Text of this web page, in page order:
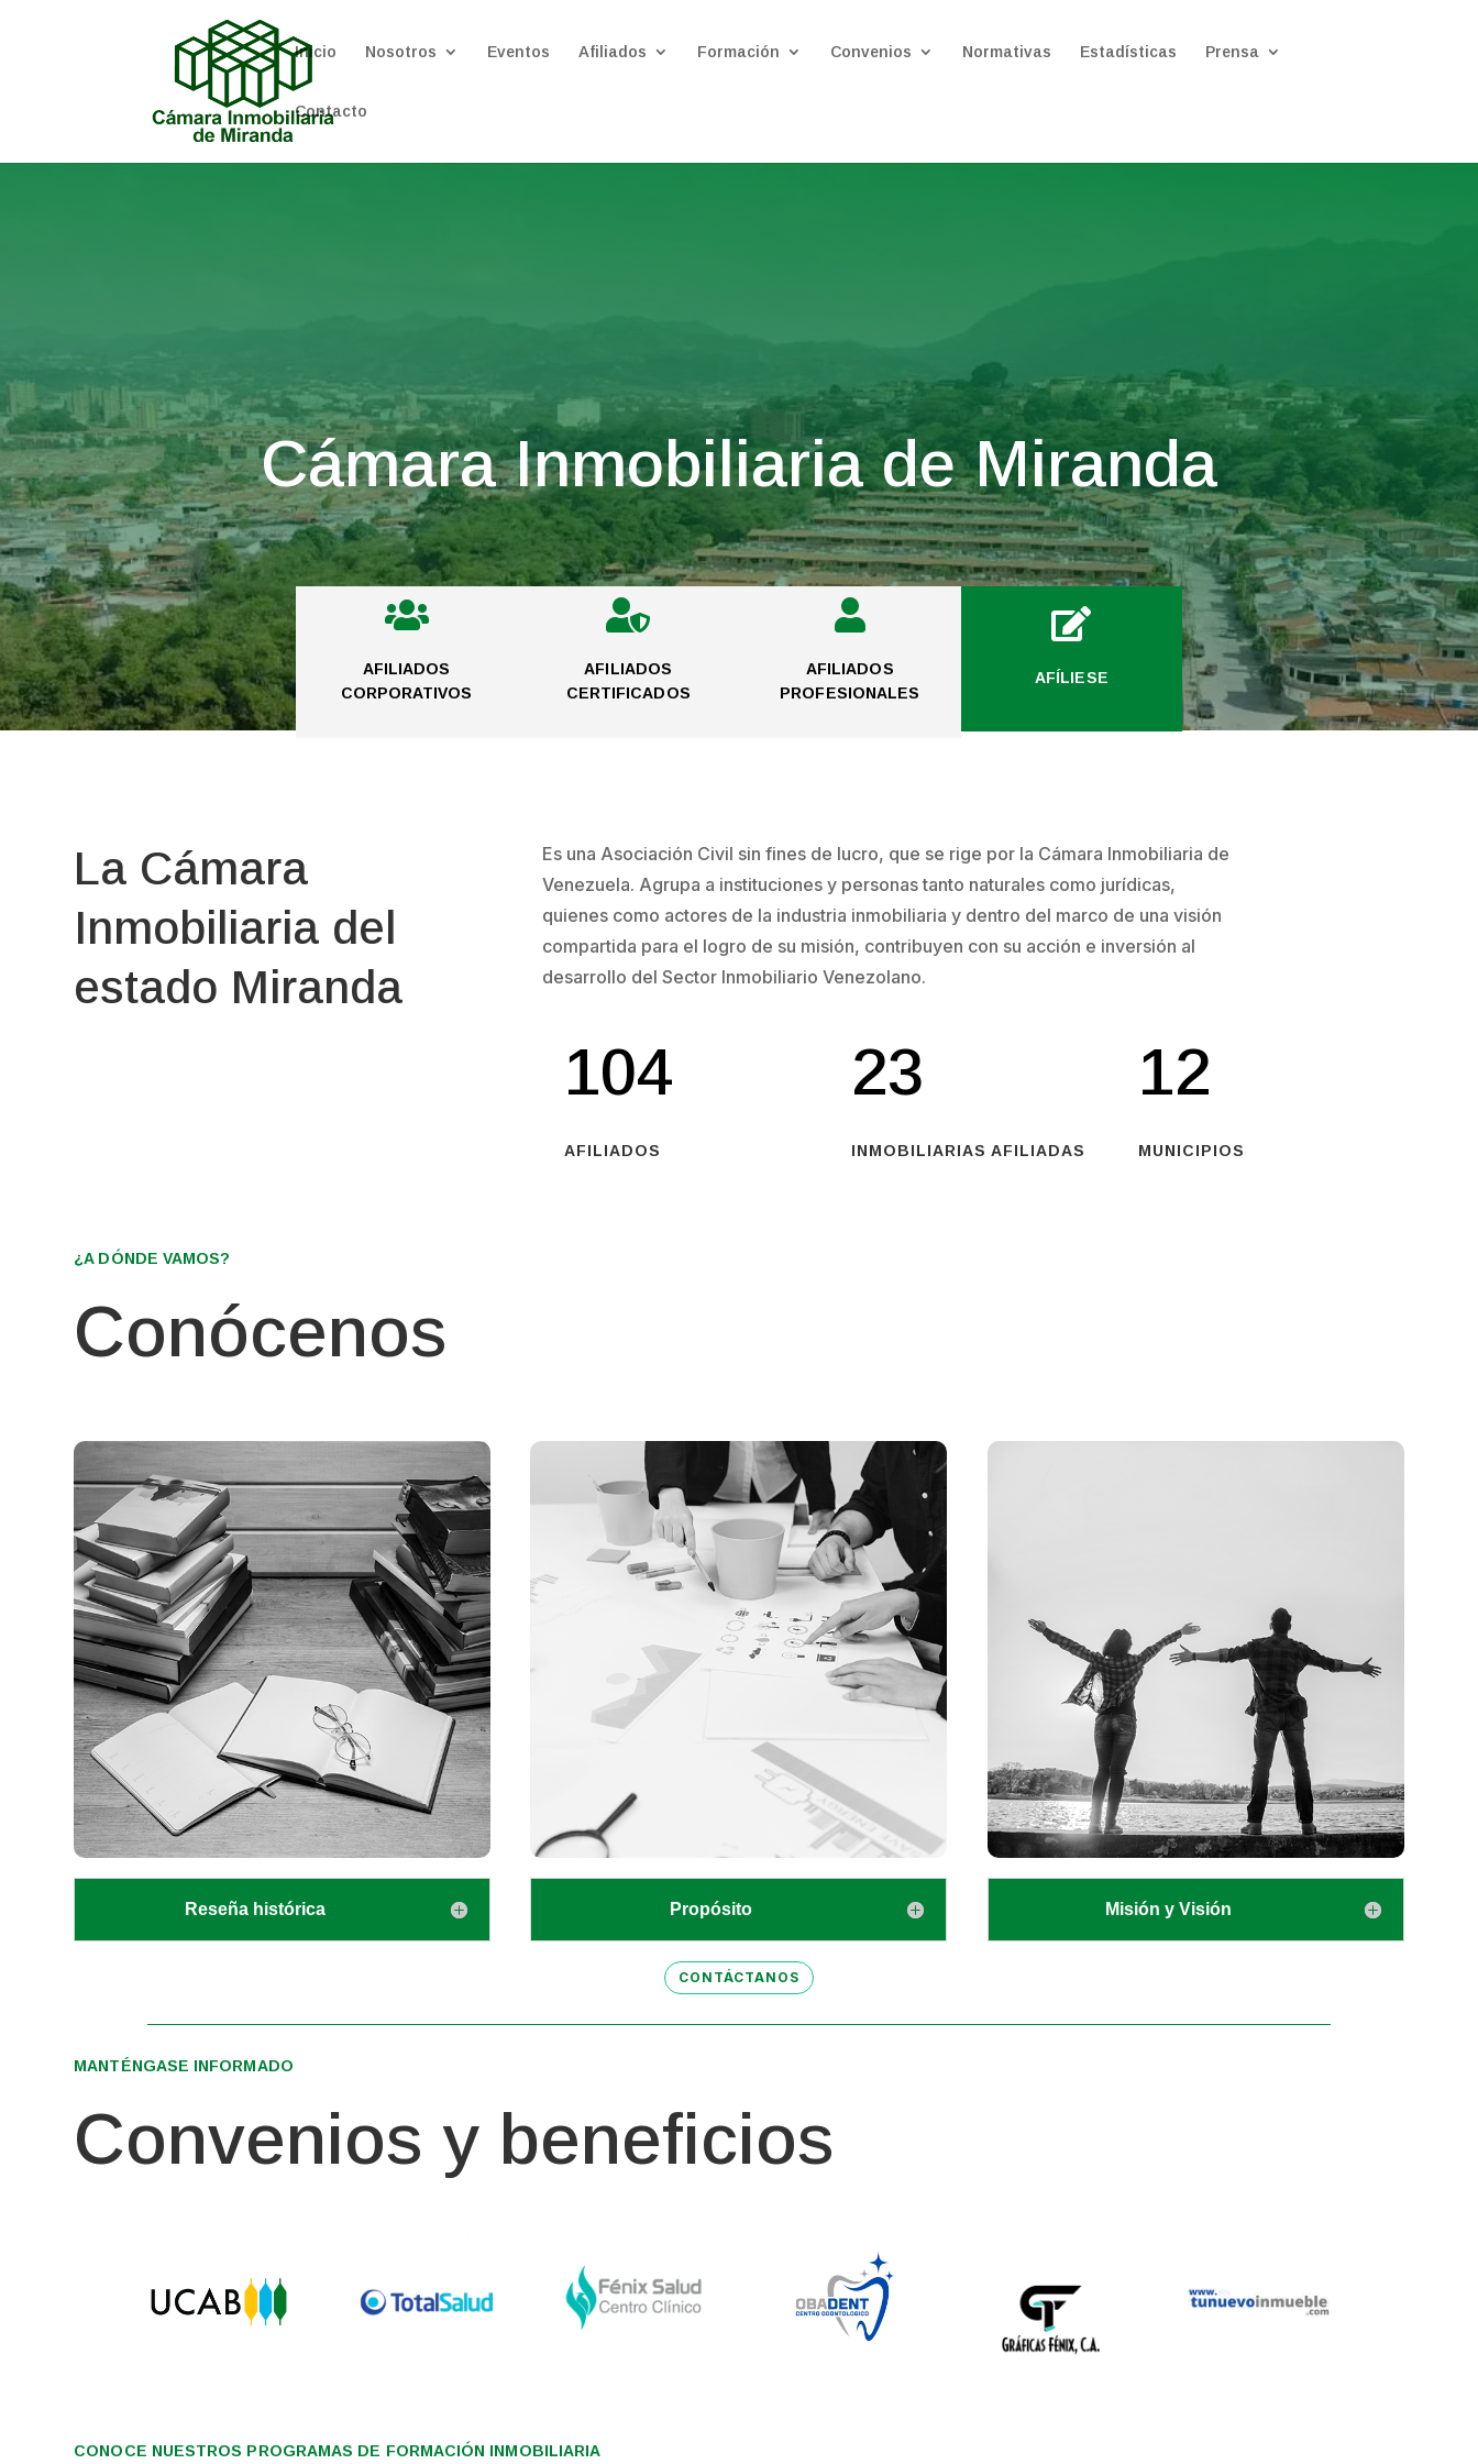
Inicio Nosotros Eventos Afiliados Formación Convenios Normativas Estadísticas Prensa
Contacto
Cámara Inmobiliaria de Miranda

AFILIADOS
CORPORATIVOS

AFILIADOS
CERTIFICADOS

AFILIADOS
PROFESIONALES

AFÍLIESE
La Cámara
Inmobiliaria del
estado Miranda
Es una Asociación Civil sin fines de lucro, que se rige por la Cámara Inmobiliaria de
Venezuela. Agrupa a instituciones y personas tanto naturales como jurídicas,
quienes como actores de la industria inmobiliaria y dentro del marco de una visión
compartida para el logro de su misión, contribuyen con su acción e inversión al
desarrollo del Sector Inmobiliario Venezolano.
104
AFILIADOS
23
INMOBILIARIAS AFILIADAS
12
MUNICIPIOS
¿A DÓNDE VAMOS?
Conócenos
Reseña histórica Propósito
CONTÁCTANOS
Misión y Visión
MANTÉNGASE INFORMADO
Convenios y beneficios
CONOCE NUESTROS PROGRAMAS DE FORMACIÓN INMOBILIARIA